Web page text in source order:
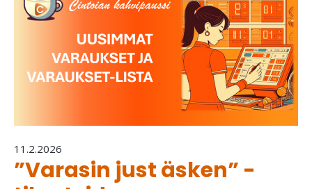
11.2.2026
”Varasin just äsken” -